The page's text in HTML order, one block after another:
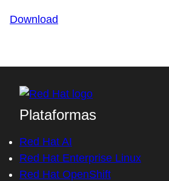
Download
Plataformas
Red Hat AI
Red Hat Enterprise Linux
Red Hat OpenShift